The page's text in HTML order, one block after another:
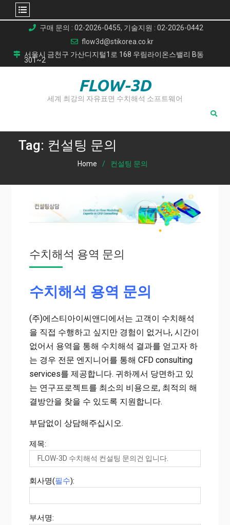
content
구매 문의 : 02-2026-0455, 기술지원 : 02-2026-0442
flow3d@stikorea.co.kr
서울시 금천구 가산디지털1로 168 우림라이온스밸리 B동
301~2
FLOW-3D
세계 최강의 자유표면 수치해석 소프트웨어
Tag: 컨설팅 문의
Home 컨설팅 문의
수치해석 용역 문의
수치해석 용역 문의
(주)에스티아이씨앤디에서는 고객이 수치해석
을 직접 수행하고 싶지만 경험이 없거나, 시간이
없어서 용역을 통해 수치해석 결과를 얻고자 하
는 경우 전문 엔지니어를 통해 CFD consulting
services를 제공합니다. 귀하께서 당면하고 있
는 연구프로젝트를 최소의 비용으로, 최적의 해
결방안을 찾을 수 있도록 지원합니다.
부담없이 상담해주십시오.
제목:
회사명(필수):
부서명: